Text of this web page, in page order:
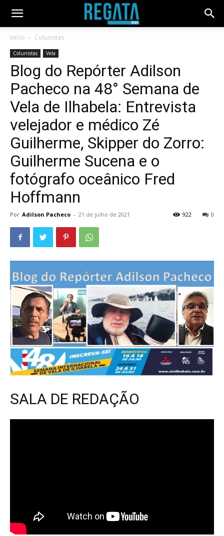
Início Colunistas
Colunistas Vela
Blog do Repórter Adilson
Pacheco na 48° Semana de
Vela de Ilhabela: Entrevista
velejador e médico Zé
Guilherme, Skipper do Zorro:
Guilherme Sucena e o
fotógrafo oceânico Fred
Hoffmann
Por Adilson Pacheco - 21 de julho de 2021 0
922
SALA DE REDAÇÃO